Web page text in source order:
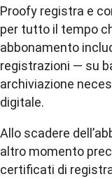
Proofy registra e
per tutto il tempo
abbonamento
registrazioni — su
archiviazione
digitale.
Allo scadere
altro momento
certificati di